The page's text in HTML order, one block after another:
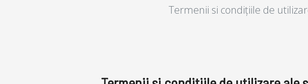
Termenii si condițiile de